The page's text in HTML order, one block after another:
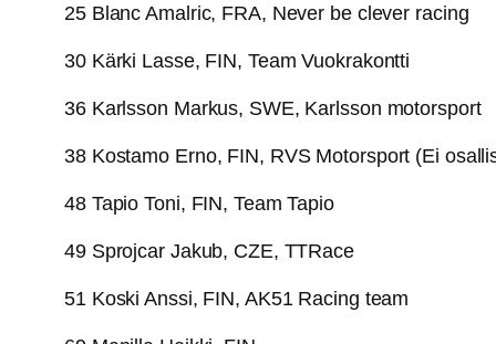
25 Blanc Amalric, FRA, Never be clever racing
30 Kärki Lasse, FIN, Team Vuokrakontti
36 Karlsson Markus, SWE, Karlsson motorsport
38 Kostamo Erno, FIN, RVS Motorsport (Ei
48 Tapio Toni, FIN, Team Tapio
49 Sprojcar Jakub, CZE, TTRace
51 Koski Anssi, FIN, AK51 Racing team